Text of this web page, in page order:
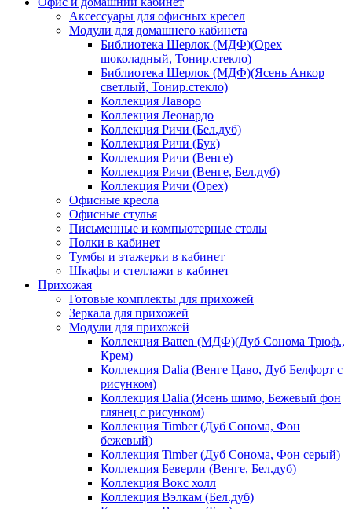
Аксессуары для офисных кресел
Модули для домашнего кабинета
Библиотека Шерлок (МДФ)(Орех
шоколадный, Тонир.стекло)
Библиотека Шерлок (МДФ)(Ясень Анкор
светлый, Тонир.стекло)
Коллекция Лаворо
Коллекция Леонардо
Коллекция Ричи (Бел.дуб)
Коллекция Ричи (Бук)
Коллекция Ричи (Венге)
Коллекция Ричи (Венге, Бел.дуб)
Коллекция Ричи (Орех)
Офисные кресла
Офисные стулья
Письменные и компьютерные столы
Полки в кабинет
Тумбы и этажерки в кабинет
Шкафы и стеллажи в кабинет
Прихожая
Готовые комплекты для прихожей
Зеркала для прихожей
Модули для прихожей
Коллекция Batten (МДФ)(Дуб Сонома Трюф.,
Крем)
Коллекция Dalia (Венге Цаво, Дуб Белфорт с
рисунком)
Коллекция Dalia (Ясень шимо, Бежевый фон
глянец с рисунком)
Коллекция Timber (Дуб Сонома, Фон
бежевый)
Коллекция Timber (Дуб Сонома, Фон серый)
Коллекция Беверли (Венге, Бел.дуб)
Коллекция Вокс холл
Коллекция Вэлкам (Бел.дуб)